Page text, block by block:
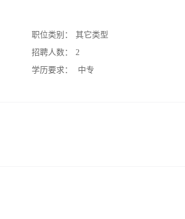
职位类别：
其它类型
招聘人数：
2
学历要求：
中专